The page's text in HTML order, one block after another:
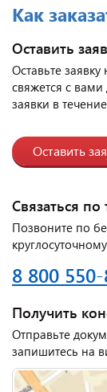
Как
Оставить
Оставьте
свяжется с
заявки в
Оставить
Связаться
Позвоните по
8 800
Получить
Отправьте
запишитесь на